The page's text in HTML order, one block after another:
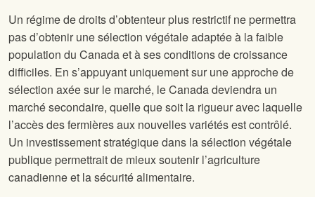
Un régime de droits d’obtenteur plus restrictif ne permettra
pas d’obtenir une sélection végétale adaptée à la faible
population du Canada et à ses conditions de croissance
difficiles. En s’appuyant uniquement sur une approche de
sélection axée sur le marché, le Canada deviendra un
marché secondaire, quelle que soit la rigueur avec laquelle
l’accès des fermières aux nouvelles variétés est contrôlé.
Un investissement stratégique dans la sélection végétale
publique permettrait de mieux soutenir l’agriculture
canadienne et la sécurité alimentaire.